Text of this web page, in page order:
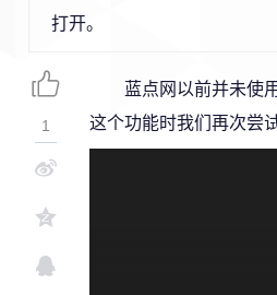
打开。
蓝点网以前并未使
这个功能时我们再次尝
1